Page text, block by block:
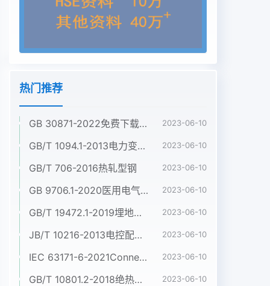
热门推荐
GB 30871-2022免费下载危险化学品企业特殊作业安全规范 2023-06-10
GB/T 1094.1-2013电力变压器 第1部分:总则 2023-06-10
GB/T 706-2016热轧型钢 2023-06-10
GB 9706.1-2020医用电气设备 第1部分:基本安全和基本性能的通用要求 2023-06-10
GB/T 19472.1-2019埋地用聚乙烯(PE)结构壁管道系统 第1部分:聚乙烯双壁波纹管材 2023-06-10
JB/T 10216-2013电控配电用电缆桥架 2023-06-10
IEC 63171-6-2021Connectors for electrical and electronic equipment - Part 6: Detail specification for 2-way and 4-way (data/power), shielded, free and fixed connectors for power and data transmission with frequencies up to 600 MHz 2023-06-10
GB/T 10801.2-2018绝热用挤塑聚苯乙烯泡沫塑料(XPS) 2023-06-10